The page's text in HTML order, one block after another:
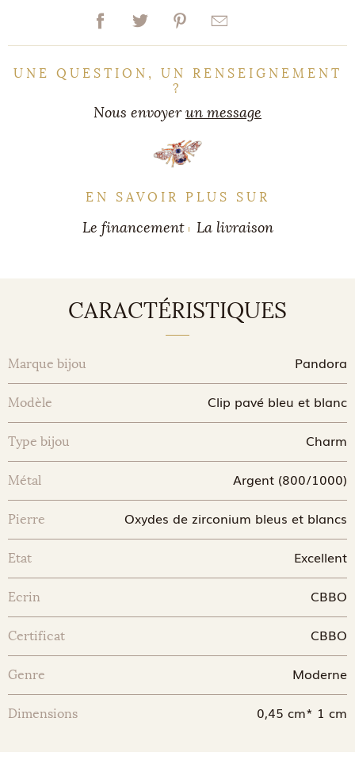
UNE QUESTION, UN RENSEIGNEMENT
?
Nous envoyerun message
EN SAVOIR PLUS SUR
Le financement La livraison
CARACTÉRISTIQUES
Marque bijou Pandora
Modèle Clip pavé bleu et blanc
Type bijou Charm
Métal Argent (800/1000)
Pierre Oxydes de zirconium bleus et blancs
Etat Excellent
Ecrin CBBO
Certificat CBBO
Genre Moderne
Dimensions 0,45 cm* 1 cm